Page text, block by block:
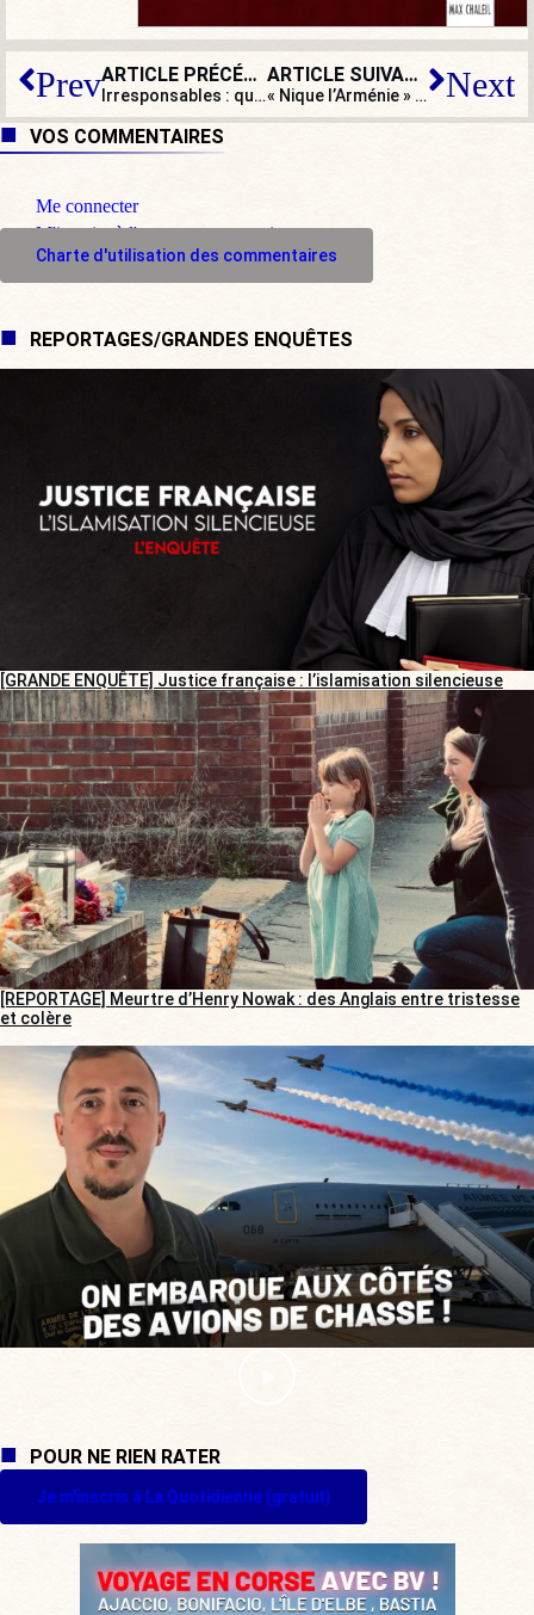
Prev ARTICLE PRÉCÉDENT
Irresponsables : qui ça ?
ARTICLE SUIVANT
« Nique l’Arménie » : le Mémorial du génocide arménien tagué à Décines Next
VOS COMMENTAIRES
Me connecter
M'inscrire à l'espace commentaire
Charte d'utilisation des commentaires
REPORTAGES/GRANDES ENQUÊTES
[GRANDE ENQUÊTE] Justice française : l’islamisation silencieuse
[REPORTAGE] Meurtre d’Henry Nowak : des Anglais entre tristesse
et colère
POUR NE RIEN RATER
Je m'inscris à La Quotidienne (gratuit)